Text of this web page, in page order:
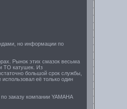
но информации по
Рынок этих смазок весьма
ТО катушек. Из
большой срок службы,
её только один
заказу компании YAMAHA